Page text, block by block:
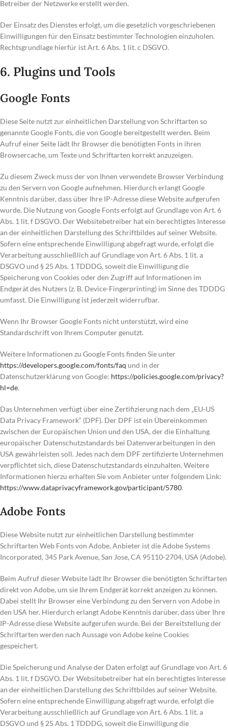
Betreiber der Netzwerke erstellt werden.
Der Einsatz des Dienstes erfolgt, um die gesetzlich vorgeschriebenen
Einwilligungen für den Einsatz bestimmter Technologien einzuholen.
Rechtsgrundlage hierfür ist Art. 6 Abs. 1 lit. c DSGVO.
6. Plugins und Tools
Google Fonts
Diese Seite nutzt zur einheitlichen Darstellung von Schriftarten so
genannte Google Fonts, die von Google bereitgestellt werden. Beim
Aufruf einer Seite lädt Ihr Browser die benötigten Fonts in ihren
Browsercache, um Texte und Schriftarten korrekt anzuzeigen.
Zu diesem Zweck muss der von Ihnen verwendete Browser Verbindung
zu den Servern von Google aufnehmen. Hierdurch erlangt Google
Kenntnis darüber, dass über Ihre IP-Adresse diese Website aufgerufen
wurde. Die Nutzung von Google Fonts erfolgt auf Grundlage von Art. 6
Abs. 1 lit. f DSGVO. Der Websitebetreiber hat ein berechtigtes Interesse
an der einheitlichen Darstellung des Schriftbildes auf seiner Website.
Sofern eine entsprechende Einwilligung abgefragt wurde, erfolgt die
Verarbeitung ausschließlich auf Grundlage von Art. 6 Abs. 1 lit. a
DSGVO und § 25 Abs. 1 TDDDG, soweit die Einwilligung die
Speicherung von Cookies oder den Zugriff auf Informationen im
Endgerät des Nutzers (z. B. Device-Fingerprinting) im Sinne des TDDDG
umfasst. Die Einwilligung ist jederzeit widerrufbar.
Wenn Ihr Browser Google Fonts nicht unterstützt, wird eine
Standardschrift von Ihrem Computer genutzt.
Weitere Informationen zu Google Fonts finden Sie unter
https://developers.google.com/fonts/faq und in der
Datenschutzerklärung von Google: https://policies.google.com/privacy?
hl=de.
Das Unternehmen verfügt über eine Zertifizierung nach dem „EU-US
Data Privacy Framework“ (DPF). Der DPF ist ein Übereinkommen
zwischen der Europäischen Union und den USA, der die Einhaltung
europäischer Datenschutzstandards bei Datenverarbeitungen in den
USA gewährleisten soll. Jedes nach dem DPF zertifizierte Unternehmen
verpflichtet sich, diese Datenschutzstandards einzuhalten. Weitere
Informationen hierzu erhalten Sie vom Anbieter unter folgendem Link:
https://www.dataprivacyframework.gov/participant/5780.
Adobe Fonts
Diese Website nutzt zur einheitlichen Darstellung bestimmter
Schriftarten Web Fonts von Adobe. Anbieter ist die Adobe Systems
Incorporated, 345 Park Avenue, San Jose, CA 95110-2704, USA (Adobe).
Beim Aufruf dieser Website lädt Ihr Browser die benötigten Schriftarten
direkt von Adobe, um sie Ihrem Endgerät korrekt anzeigen zu können.
Dabei stellt Ihr Browser eine Verbindung zu den Servern von Adobe in
den USA her. Hierdurch erlangt Adobe Kenntnis darüber, dass über Ihre
IP-Adresse diese Website aufgerufen wurde. Bei der Bereitstellung der
Schriftarten werden nach Aussage von Adobe keine Cookies
gespeichert.
Die Speicherung und Analyse der Daten erfolgt auf Grundlage von Art. 6
Abs. 1 lit. f DSGVO. Der Websitebetreiber hat ein berechtigtes Interesse
an der einheitlichen Darstellung des Schriftbildes auf seiner Website.
Sofern eine entsprechende Einwilligung abgefragt wurde, erfolgt die
Verarbeitung ausschließlich auf Grundlage von Art. 6 Abs. 1 lit. a
DSGVO und § 25 Abs. 1 TDDDG, soweit die Einwilligung die